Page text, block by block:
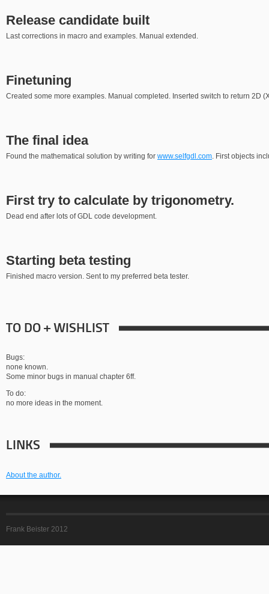
Release candidate built
Last corrections in macro and examples. Manual extended.
Finetuning
Created some more examples. Manual completed. Inserted switch to return 2D
The final idea
Found the mathematical solution by writing for www.selfgdl.com. First objects
First try to calculate by trigonometry.
Dead end after lots of GDL code development.
Starting beta testing
Finished macro version. Sent to my preferred beta tester.
TO DO + WISHLIST
Bugs:
none known.
Some minor bugs in manual chapter 6ff.
To do:
no more ideas in the moment.
LINKS
About the author.
Frank Beister 2012